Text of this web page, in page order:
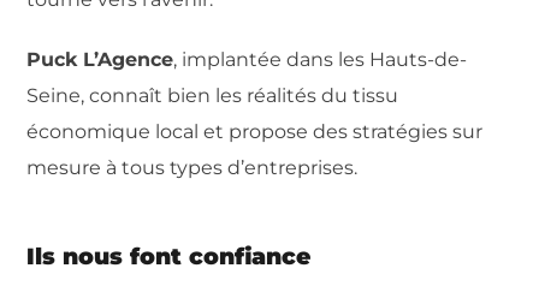
Puck L’Agence, implantée dans les Hauts-de-
Seine, connaît bien les réalités du tissu
économique local et propose des stratégies sur
mesure à tous types d’entreprises.
Ils nous font confiance